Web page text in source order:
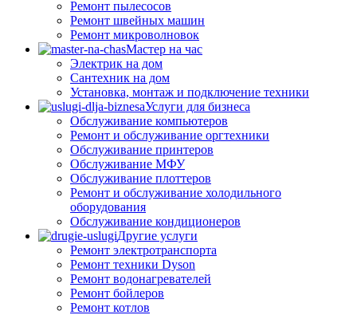
Ремонт пылесосов
Ремонт швейных машин
Ремонт микроволновок
Мастер на час
Электрик на дом
Сантехник на дом
Установка, монтаж и подключение техники
Услуги для бизнеса
Обслуживание компьютеров
Ремонт и обслуживание оргтехники
Обслуживание принтеров
Обслуживание МФУ
Обслуживание плоттеров
Ремонт и обслуживание холодильного
оборудования
Обслуживание кондиционеров
Другие услуги
Ремонт электротранспорта
Ремонт техники Dyson
Ремонт водонагревателей
Ремонт бойлеров
Ремонт котлов